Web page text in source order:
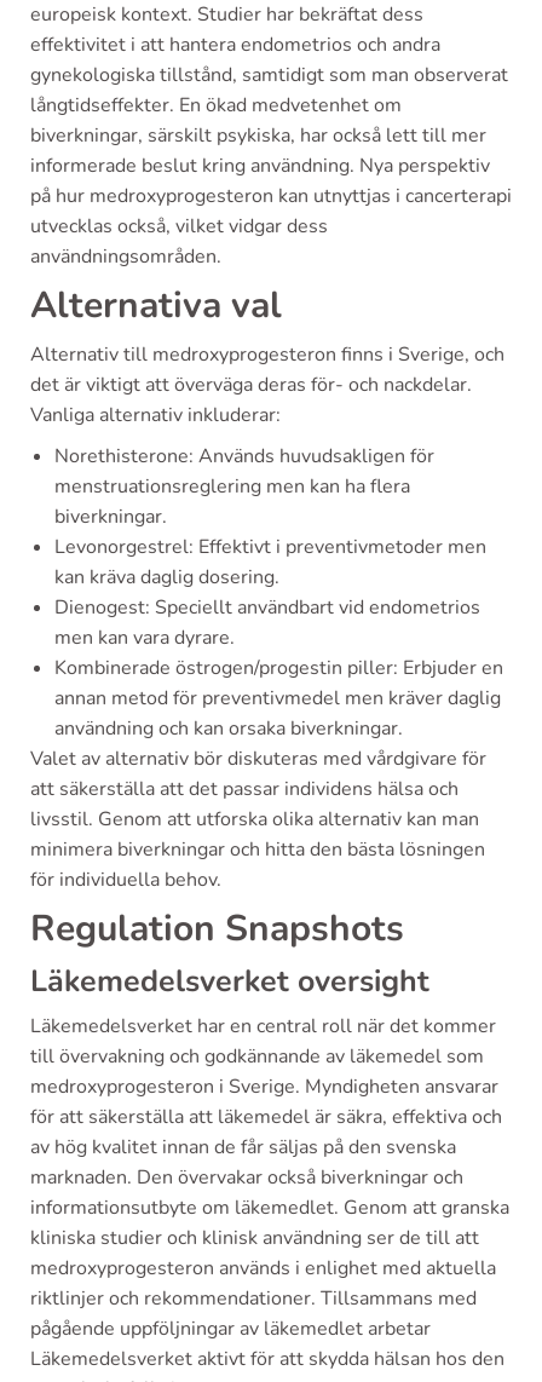
europeisk kontext. Studier har bekräftat dess
effektivitet i att hantera endometrios och andra
gynekologiska tillstånd, samtidigt som man observerat
långtidseffekter. En ökad medvetenhet om
biverkningar, särskilt psykiska, har också lett till mer
informerade beslut kring användning. Nya perspektiv
på hur medroxyprogesteron kan utnyttjas i cancerterapi
utvecklas också, vilket vidgar dess
användningsområden.
Alternativa val
Alternativ till medroxyprogesteron finns i Sverige, och
det är viktigt att överväga deras för- och nackdelar.
Vanliga alternativ inkluderar:
Norethisterone: Används huvudsakligen för
menstruationsreglering men kan ha flera
biverkningar.
Levonorgestrel: Effektivt i preventivmetoder men
kan kräva daglig dosering.
Dienogest: Speciellt användbart vid endometrios
men kan vara dyrare.
Kombinerade östrogen/progestin piller: Erbjuder en
annan metod för preventivmedel men kräver daglig
användning och kan orsaka biverkningar.
Valet av alternativ bör diskuteras med vårdgivare för
att säkerställa att det passar individens hälsa och
livsstil. Genom att utforska olika alternativ kan man
minimera biverkningar och hitta den bästa lösningen
för individuella behov.
Regulation Snapshots
Läkemedelsverket oversight
Läkemedelsverket har en central roll när det kommer
till övervakning och godkännande av läkemedel som
medroxyprogesteron i Sverige. Myndigheten ansvarar
för att säkerställa att läkemedel är säkra, effektiva och
av hög kvalitet innan de får säljas på den svenska
marknaden. Den övervakar också biverkningar och
informationsutbyte om läkemedlet. Genom att granska
kliniska studier och klinisk användning ser de till att
medroxyprogesteron används i enlighet med aktuella
riktlinjer och rekommendationer. Tillsammans med
pågående uppföljningar av läkemedlet arbetar
Läkemedelsverket aktivt för att skydda hälsan hos den